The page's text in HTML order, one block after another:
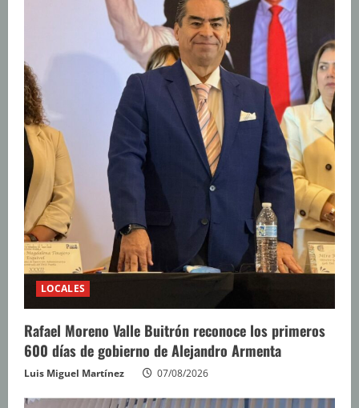
LOCALES
Rafael Moreno Valle Buitrón reconoce los primeros
600 días de gobierno de Alejandro Armenta
Luis Miguel Martínez 07/08/2026